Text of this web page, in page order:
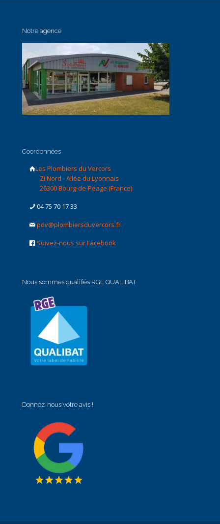
Notre agence
Coordonnées
Les Plombiers du Vercors
ZI Nord - Allée du Lyonnais
26300 Bourg-de-Péage (France)
04 75 70 17 33
pdv@plombiersduvercors.fr
Suivez-nous sur Facebook
Nous sommes qualifiés RGE QUALIBAT
Donnez-nous votre avis !